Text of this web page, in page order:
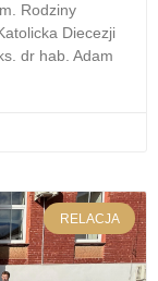
Rodziny
Diecezji
dr hab. Adam
RELACJA